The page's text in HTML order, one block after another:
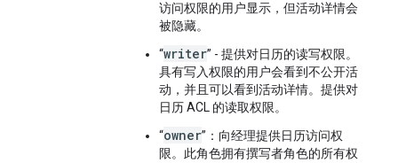
访问权限的用户显示，但活动详情会
被隐藏。
“writer” - 提供对日历的读写权限。
具有写入权限的用户会看到不公开活
动，并且可以看到活动详情。提供对
日历 ACL 的读取权限。
“owner”：向经理提供日历访问权
限。此角色拥有撰写者角色的所有权